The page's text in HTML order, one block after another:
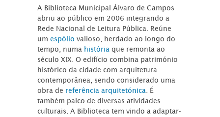
A Biblioteca Municipal Álvaro de Campos
abriu ao público em 2006 integrando a
Rede Nacional de Leitura Pública. Reúne
umespóliovalioso, herdado ao longo do
tempo, numa história que remonta ao
século XIX. O edifício combina património
histórico da cidade com arquitetura
contemporânea, sendo considerado uma
obra de referência arquitetónica . É
também palco de diversas atividades
culturais. A Biblioteca tem vindo a adaptar-